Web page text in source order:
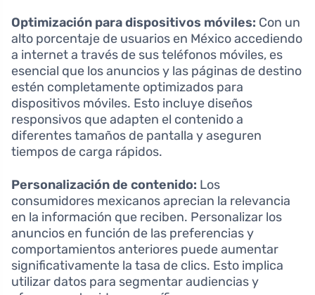
Optimización para dispositivos móviles: Con un
alto porcentaje de usuarios en México accediendo
a internet a través de sus teléfonos móviles, es
esencial que los anuncios y las páginas de destino
estén completamente optimizados para
dispositivos móviles. Esto incluye diseños
responsivos que adapten el contenido a
diferentes tamaños de pantalla y aseguren
tiempos de carga rápidos.
Personalización de contenido: Los
consumidores mexicanos aprecian la relevancia
en la información que reciben. Personalizar los
anuncios en función de las preferencias y
comportamientos anteriores puede aumentar
significativamente la tasa de clics. Esto implica
utilizar datos para segmentar audiencias y